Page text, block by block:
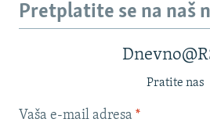
Pretplatite se na naš
Pratite nas
Vaša e-mail adresa *